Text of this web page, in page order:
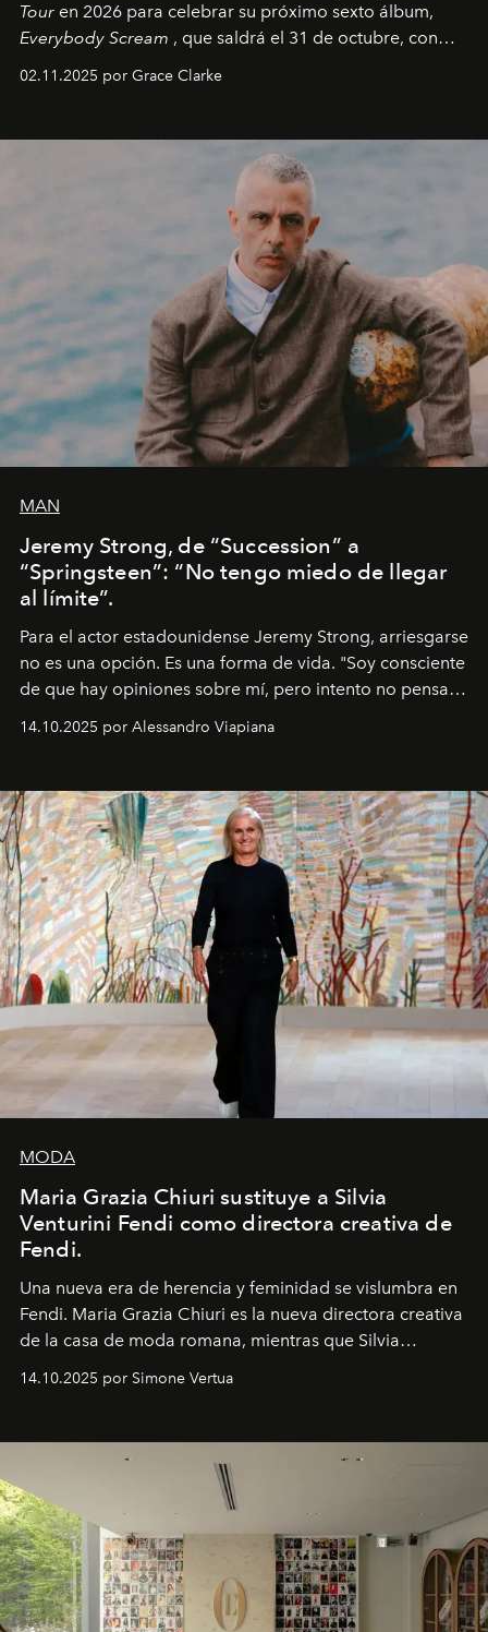
Tour en 2026 para celebrar su próximo sexto álbum,
Everybody Scream , que saldrá el 31 de octubre, con
fechas en Norteamérica a partir de abril del próximo
02.11.2025 por Grace Clarke
MAN
Jeremy Strong, de “Succession” a
“Springsteen”: “No tengo miedo de llegar
al límite”.
Para el actor estadounidense Jeremy Strong, arriesgarse
no es una opción. Es una forma de vida. "Soy consciente
de que hay opiniones sobre mí, pero intento no pensar
demasiado en cómo me perciben. Creo que es una
pérdida de tiempo", afirma.
14.10.2025 por Alessandro Viapiana
MODA
Maria Grazia Chiuri sustituye a Silvia
Venturini Fendi como directora creativa de
Fendi.
Una nueva era de herencia y feminidad se vislumbra en
Fendi. Maria Grazia Chiuri es la nueva directora creativa
de la casa de moda romana, mientras que Silvia
14.10.2025 por Simone Vertua